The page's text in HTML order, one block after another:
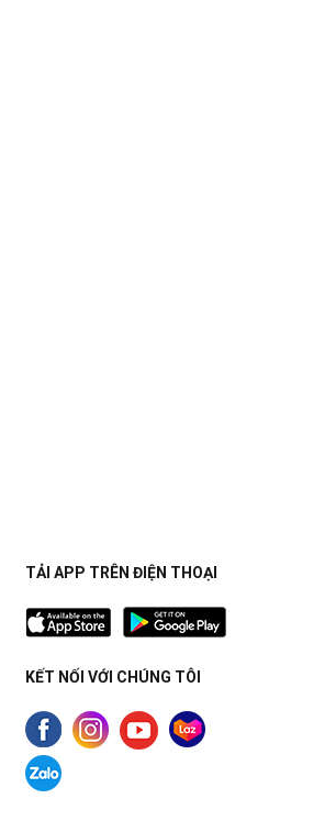
TẢI APP TRÊN ĐIỆN THOẠI
KẾT NỐI VỚI CHÚNG TÔI